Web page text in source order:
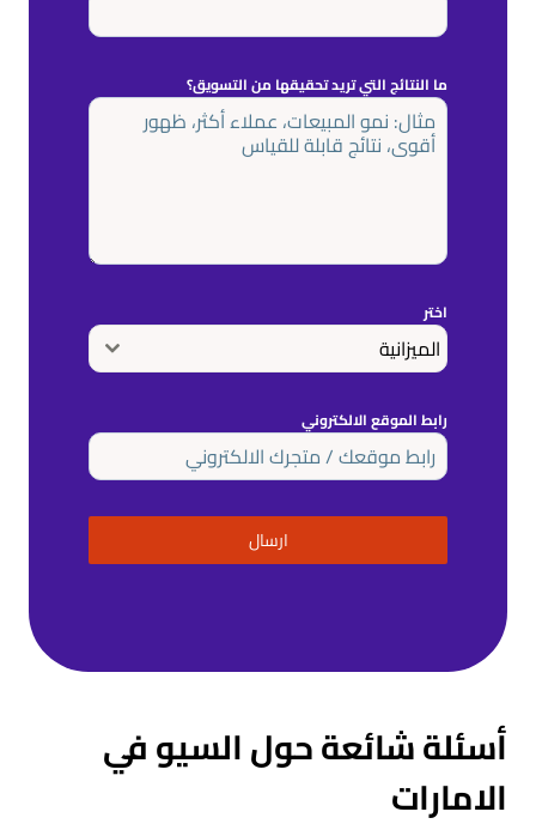
ما النتائج التي تريد تحقيقها من التسويق؟
اختر
الميزانية
رابط الموقع الالكتروني
ارسال
أسئلة شائعة حول السيو في
الامارات